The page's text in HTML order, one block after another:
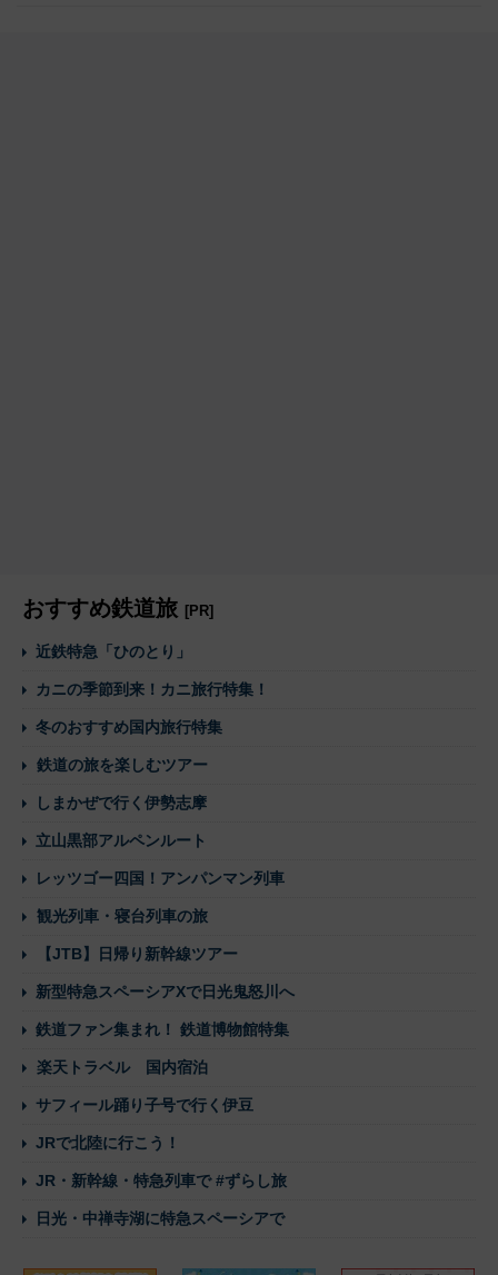
おすすめ鉄道旅 [PR]
近鉄特急「ひのとり」
カニの季節到来！カニ旅行特集！
冬のおすすめ国内旅行特集
鉄道の旅を楽しむツアー
しまかぜで行く伊勢志摩
立山黒部アルペンルート
レッツゴー四国！アンパンマン列車
観光列車・寝台列車の旅
【JTB】日帰り新幹線ツアー
新型特急スペーシアXで日光鬼怒川へ
鉄道ファン集まれ！ 鉄道博物館特集
楽天トラベル 国内宿泊
サフィール踊り子号で行く伊豆
JRで北陸に行こう！
JR・新幹線・特急列車で #ずらし旅
日光・中禅寺湖に特急スペーシアで